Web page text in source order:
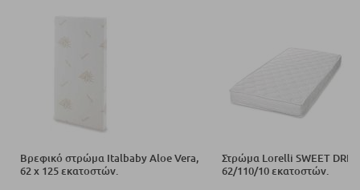
Βρεφικό στρώμα Italbaby Aloe Vera,
62 x 125 εκατοστών.
Στρώμα Lorelli SWEET
62/110/10 εκατοστών.